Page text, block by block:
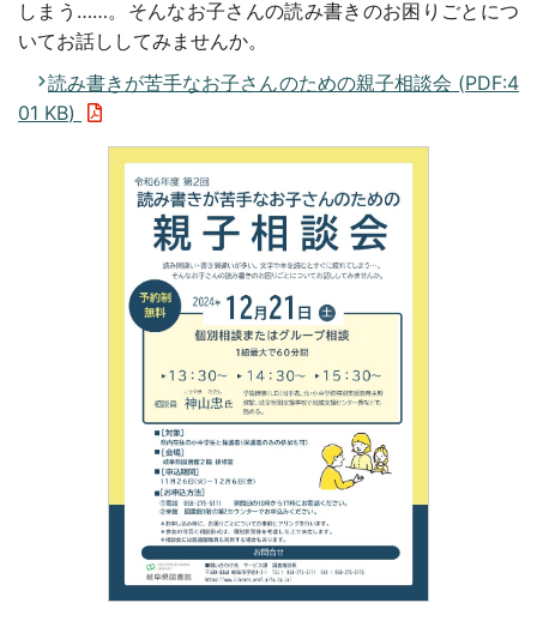
しまう……。そんなお子さんの読み書きのお困りごとにつ
いてお話ししてみませんか。
読み書きが苦手なお子さんのための親子相談会 (PDF:4
01 KB)